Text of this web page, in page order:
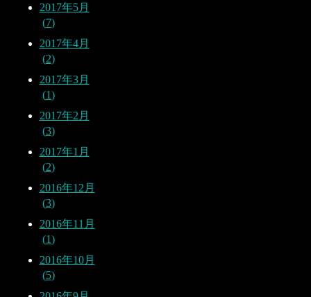
2017年5月
7
2017年4月
2
2017年3月
1
2017年2月
3
2017年1月
2
2016年12月
3
2016年11月
1
2016年10月
5